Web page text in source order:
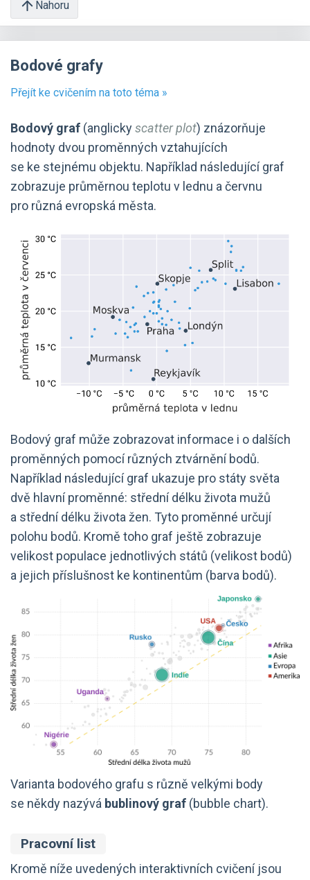
Nahoru
Bodové grafy
Přejít ke cvičením na toto téma »
Bodový graf (anglickyscatter plot) znázorňuje
hodnoty dvou proměnných vztahujících
se ke stejnému objektu. Například následující graf
zobrazuje průměrnou teplotu v lednu a červnu
pro různá evropská města.
Bodový graf může zobrazovat informace i o dalších
proměnných pomocí různých ztvárnění bodů.
Například následující graf ukazuje pro státy světa
dvě hlavní proměnné: střední délku života mužů
a střední délku života žen. Tyto proměnné určují
polohu bodů. Kromě toho graf ještě zobrazuje
velikost populace jednotlivých států (velikost bodů)
a jejich příslušnost ke kontinentům (barva bodů).
Varianta bodového grafu s různě velkými body
se někdy nazývá bublinový graf (bubble chart).
Pracovní list
Kromě níže uvedených interaktivních cvičení jsou